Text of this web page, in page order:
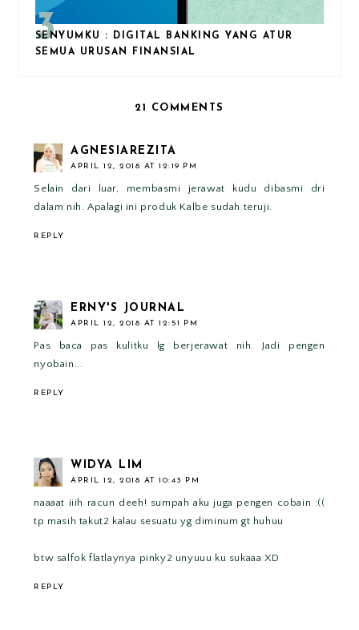
SENYUMKU : DIGITAL BANKING YANG ATUR
SEMUA URUSAN FINANSIAL
21 COMMENTS
AGNESIAREZITA
APRIL 12, 2018 AT 12:19 PM
Selain dari luar, membasmi jerawat kudu dibasmi dri
dalam nih. Apalagi ini produk Kalbe sudah teruji.
REPLY
ERNY'S JOURNAL
APRIL 12, 2018 AT 12:51 PM
Pas baca pas kulitku lg berjerawat nih. Jadi pengen
nyobain...
REPLY
WIDYA LIM
APRIL 12, 2018 AT 10:43 PM
naaaat iiih racun deeh! sumpah aku juga pengen cobain :((
tp masih takut2 kalau sesuatu yg diminum gt huhuu
btw salfok flatlaynya pinky2 unyuuu ku sukaaa XD
REPLY